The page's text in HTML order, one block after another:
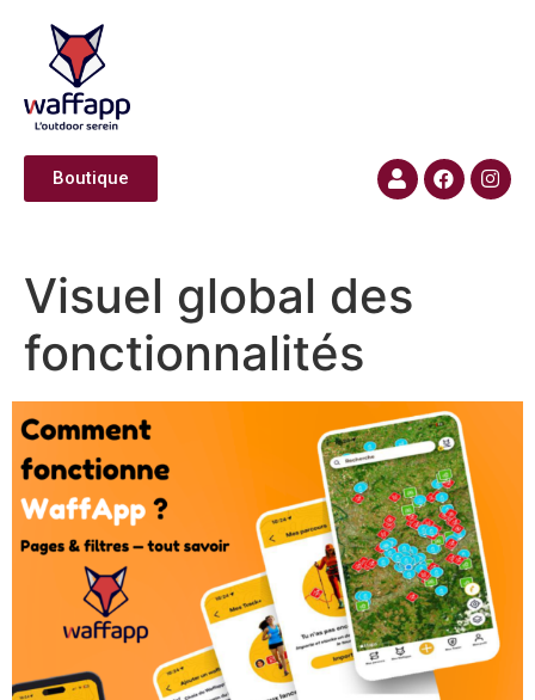
Boutique​​
Visuel global des
fonctionnalités